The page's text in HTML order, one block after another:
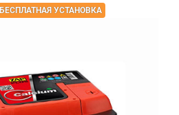
БЕСПЛАТНАЯ УСТАНОВКА